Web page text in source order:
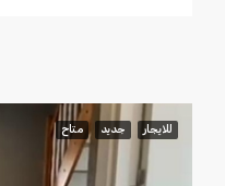
للايجار جديد متاح